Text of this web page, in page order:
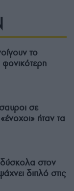
το
σε
ήταν τα
στον
διπλό στις